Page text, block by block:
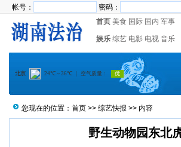
帐号： 密码：
首页 美食 国际 国内 军事
娱乐 综艺 电影 电视 音乐
您现在的位置： 首页 >> 综艺快报 >> 内容
野生动物园东北